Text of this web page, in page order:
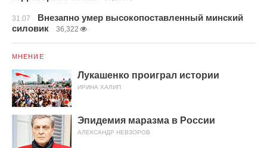
31.07
Внезапно умер высокопоставленный минский
силовик
36,322
МНЕНИЕ
Лукашенко проиграл истории
ИРИНА ХАЛИП
Эпидемия маразма в России
АЛЕКСАНДР НЕВЗОРОВ